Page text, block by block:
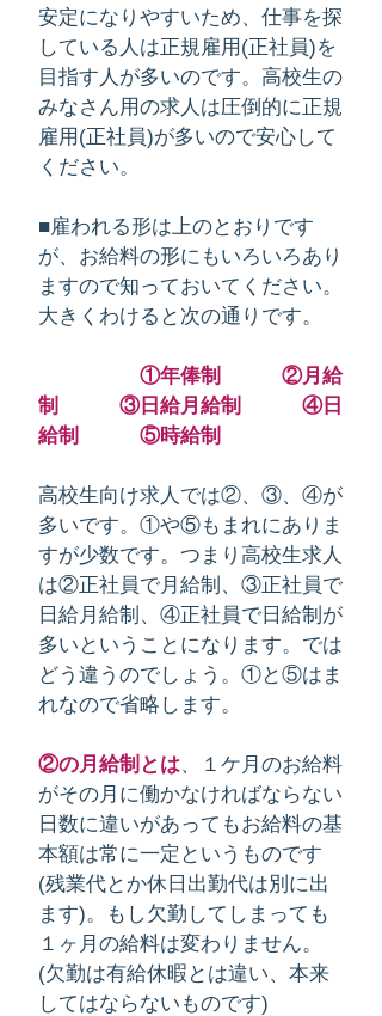
安定になりやすいため、仕事を探
している人は正規雇用(正社員)を
目指す人が多いのです。高校生の
みなさん用の求人は圧倒的に正規
雇用(正社員)が多いので安心して
ください。
■雇われる形は上のとおりです
が、お給料の形にもいろいろあり
ますので知っておいてください。
大きくわけると次の通りです。
①年俸制 ②月給
制 ③日給月給制 ④日
給制 ⑤時給制
高校生向け求人では②、③、④が
多いです。①や⑤もまれにありま
すが少数です。つまり高校生求人
は②正社員で月給制、③正社員で
日給月給制、④正社員で日給制が
多いということになります。では
どう違うのでしょう。①と⑤はま
れなので省略します。
②の月給制とは、１ケ月のお給料
がその月に働かなければならない
日数に違いがあってもお給料の基
本額は常に一定というものです
(残業代とか休日出勤代は別に出
ます)。もし欠勤してしまっても
１ヶ月の給料は変わりません。
(欠勤は有給休暇とは違い、本来
してはならないものです)